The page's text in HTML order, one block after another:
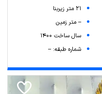
21 متر زیربنا
-- متر زمین
سال ساخت 1400
شماره طبقه: --